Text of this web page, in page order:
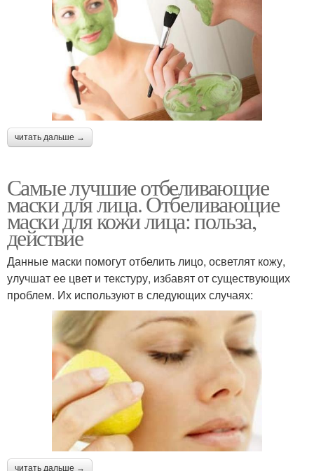
читать дальше →
Самые лучшие отбеливающие
маски для лица. Отбеливающие
маски для кожи лица: польза,
действие
Данные маски помогут отбелить лицо, осветлят кожу,
улучшат ее цвет и текстуру, избавят от существующих
проблем. Их используют в следующих случаях:
читать дальше →